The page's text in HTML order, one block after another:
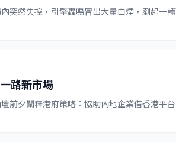
突然失控，引擎轟鳴冒出大量白煙，剷起一
路新市場
前夕闡釋港府策略：協助內地企業借香港平